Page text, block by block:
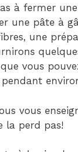
à fermer
une pâte à
une
que vous
vous
la perd pas!